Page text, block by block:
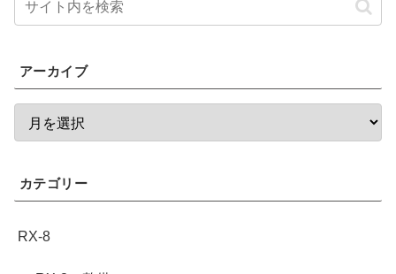
アーカイブ
カテゴリー
RX-8